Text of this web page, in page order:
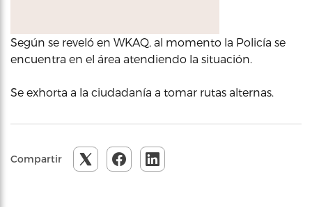
Según se reveló en WKAQ, al momento la Policía se
encuentra en el área atendiendo la situación.
Se exhorta a la ciudadanía a tomar rutas alternas.
Compartir